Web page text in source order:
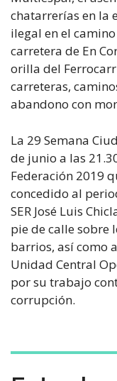
chatarrerías en la
ilegal en el
carretera de En
orilla del
carreteras,
abandono con
La 29 Semana
de junio a las
Federación 2019
concedido al
SER José Luis
pie de calle sobre
barrios, así como
Unidad Central
por su trabajo
corrupción.